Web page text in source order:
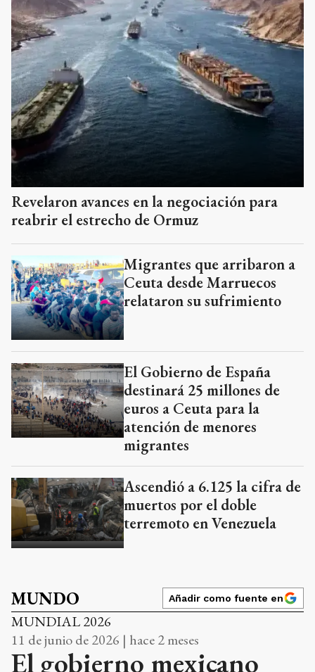
Revelaron avances en la negociación para
reabrir el estrecho de Ormuz
Migrantes que arribaron a
Ceuta desde Marruecos
relataron su sufrimiento
El Gobierno de España
destinará 25 millones de
euros a Ceuta para la
atención de menores
migrantes
Ascendió a 6.125 la cifra de
muertos por el doble
terremoto en Venezuela
MUNDO Añadir como fuente en
MUNDIAL 2026
11 de junio de 2026 | hace 2 meses
El gobierno mexicano